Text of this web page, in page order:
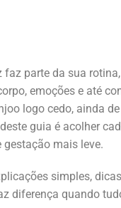
faz parte da sua
emoções e até
logo cedo, ainda
guia é acolher
gestação mais leve.
simples,
diferença quando